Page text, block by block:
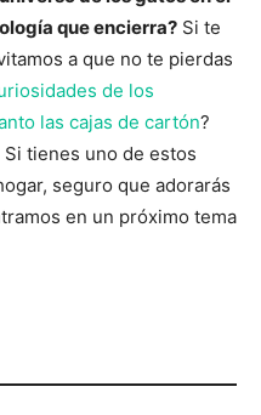
que encierra? Si te
a que no te pierdas
de los
las cajas de cartón?
Si tienes uno de estos
seguro que adorarás
en un próximo tema